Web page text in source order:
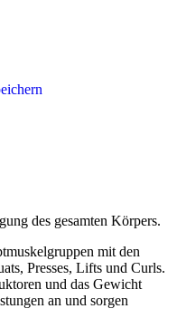
des gesamten Körpers.
mit den
Presses, Lifts und Curls.
und das Gewicht
an und sorgen